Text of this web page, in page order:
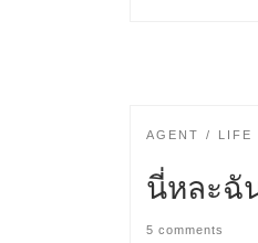
AGENT LIFE
นี่หละฉัน
5 comments